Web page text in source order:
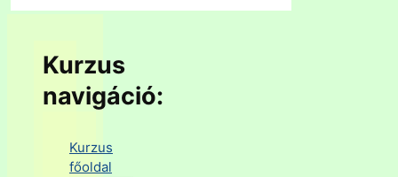
Kurzus
navigáció:
Kurzus
főoldal